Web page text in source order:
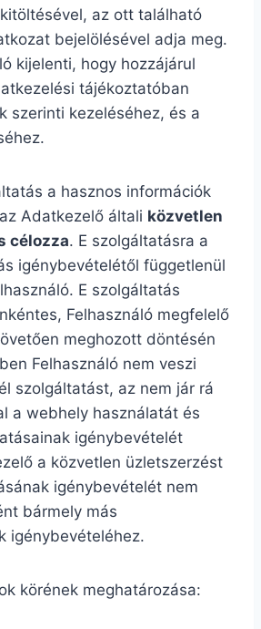
az ott található
bejelölésével adja meg.
kijelenti, hogy hozzájárul
tájékoztatóban
szerinti kezeléséhez, és a
a hasznos információk
Adatkezelő általi közvetlen
célozza. E szolgáltatásra a
igénybevételétől függetlenül
E szolgáltatás
Felhasználó megfelelő
meghozott döntésén
Felhasználó nem veszi
szolgáltatást, az nem jár rá
a webhely használatát és
igénybevételét
a közvetlen üzletszerzést
igénybevételét nem
bármely más
igénybevételéhez.
körének meghatározása: